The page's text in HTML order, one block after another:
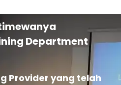
Department
Provider yang telah